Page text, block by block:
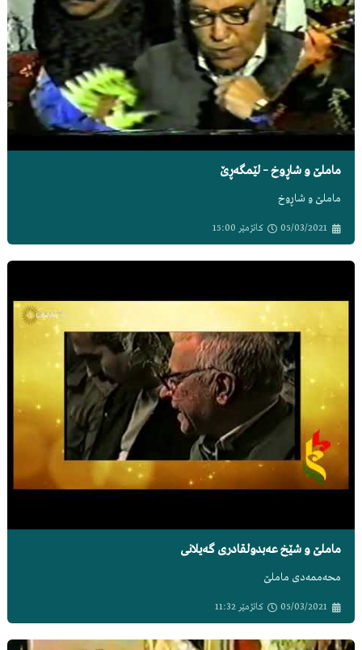
ماملێ و شاڕوخ – لێمگەڕێ
ماملێ و شاڕوخ
05/03/2021 کاتژمێر 15:00
ماملێ و شێخ عەبدولقادری گەیلانی
محەممەدی ماملێ
05/03/2021 کاتژمێر 11:32